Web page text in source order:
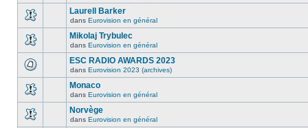
Laurell Barker
dans Eurovision en général
Mikolaj Trybulec
dans Eurovision en général
ESC RADIO AWARDS 2023
dans Eurovision 2023 (archives)
Monaco
dans Eurovision en général
Norvège
dans Eurovision en général